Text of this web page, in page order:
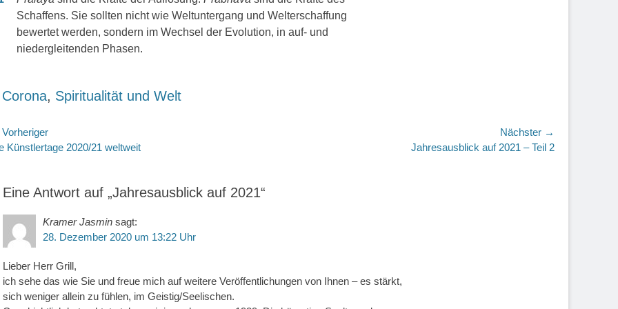
Schaffens. Sie sollten nicht wie Weltuntergang und Welterschaffung
bewertet werden, sondern im Wechsel der Evolution, in auf- und
niedergleitenden Phasen.
Corona, Spiritualität und Welt
Künstlertage 2020/21 weltweit
Nächster →
Jahresausblick auf 2021 – Teil 2
Eine Antwort auf „Jahresausblick auf 2021“
Kramer Jasmin sagt:
28. Dezember 2020 um 13:22 Uhr
Lieber Herr Grill,
ich sehe das wie Sie und freue mich auf weitere Veröffentlichungen von Ihnen – es stärkt,
sich weniger allein zu fühlen, im Geistig/Seelischen.